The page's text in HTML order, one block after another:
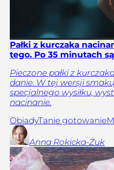
Pałki z kurczaka
tego. Po 35 minutach
Pieczone pałki z
danie. W tej wersji
specjalnego wysiłku,
nacinanie.
ObiadyTanie gotowanie
Anna Rokicka-Żuk